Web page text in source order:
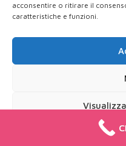
acconsentire o ritirare il
caratteristiche e funzioni.
Cookie